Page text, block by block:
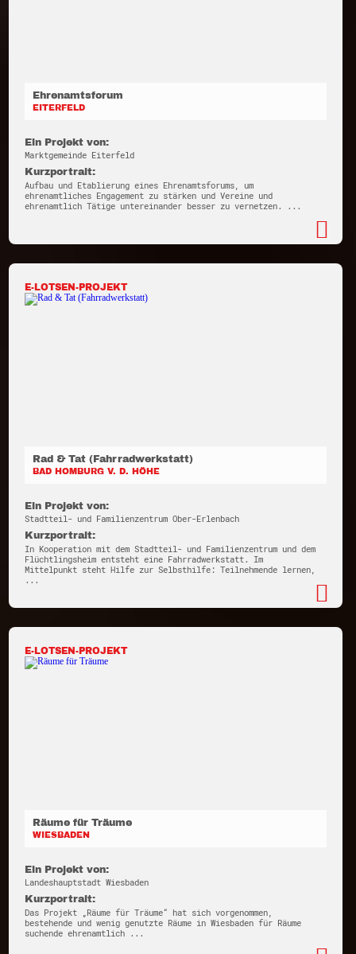
Ehrenamtsforum
EITERFELD
Ein Projekt von:
Marktgemeinde Eiterfeld
Kurzportrait:
Aufbau und Etablierung eines Ehrenamtsforums, um
ehrenamtliches Engagement zu stärken und Vereine und
ehrenamtlich Tätige untereinander besser zu vernetzen. ...
E-LOTSEN-PROJEKT
Rad & Tat (Fahrradwerkstatt)
BAD HOMBURG V. D. HÖHE
Ein Projekt von:
Stadtteil- und Familienzentrum Ober-Erlenbach
Kurzportrait:
In Kooperation mit dem Stadtteil- und Familienzentrum und dem
Flüchtlingsheim entsteht eine Fahrradwerkstatt. Im
Mittelpunkt steht Hilfe zur Selbsthilfe: Teilnehmende lernen,
...
E-LOTSEN-PROJEKT
Räume für Träume
WIESBADEN
Ein Projekt von:
Landeshauptstadt Wiesbaden
Kurzportrait:
Das Projekt „Räume für Träume“ hat sich vorgenommen,
bestehende und wenig genutzte Räume in Wiesbaden für Räume
suchende ehrenamtlich ...